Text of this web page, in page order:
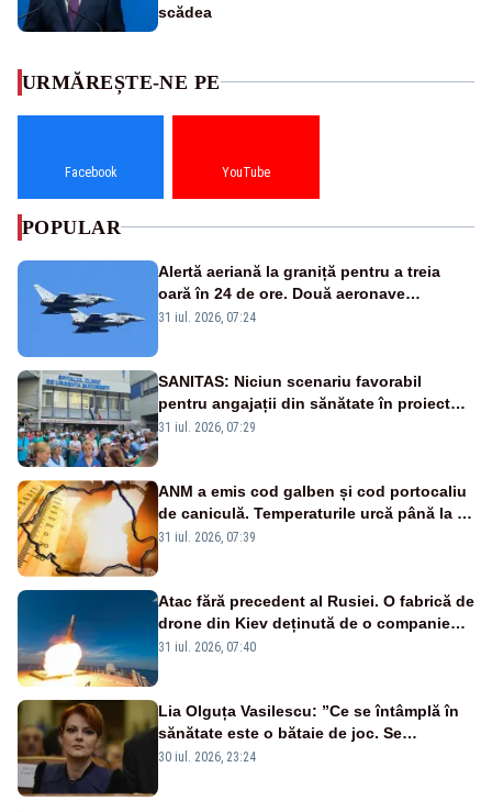
scădea
URMĂREȘTE-NE PE
Facebook YouTube
POPULAR
Alertă aeriană la graniță pentru a treia
oară în 24 de ore. Două aeronave
Eurofighter britanice au fost ridicate de la
31 iul. 2026, 07:24
SANITAS: Niciun scenariu favorabil
pentru angajații din sănătate în proiectul
Legii salarizării
31 iul. 2026, 07:29
ANM a emis cod galben și cod portocaliu
de caniculă. Temperaturile urcă până la 38
de grade, iar nopțile devin tropicale
31 iul. 2026, 07:39
Atac fără precedent al Rusiei. O fabrică de
drone din Kiev deținută de o companie
americană, distrusă de o rachetă
31 iul. 2026, 07:40
Lia Olguța Vasilescu: ”Ce se întâmplă în
sănătate este o bătaie de joc. Se
guvernează extraordinar de prost”
30 iul. 2026, 23:24